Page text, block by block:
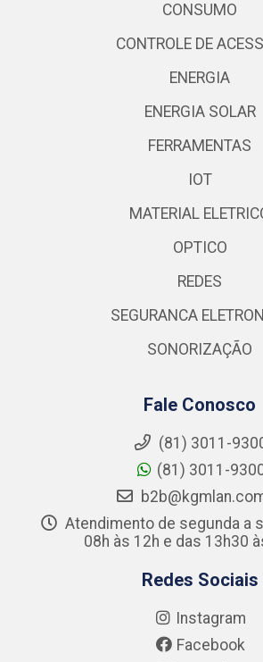
CONSUMO
CONTROLE DE
ENERGIA
ENERGIA SOLAR
FERRAMENTAS
IOT
MATERIAL
OPTICO
REDES
SEGURANCA
SONORIZAÇÃO
Fale Conosco
(81) 3011-
(81) 3011-
Atendimento de segunda a
08h às 12h e das 13h30
Redes Sociais
Instagram
Facebook